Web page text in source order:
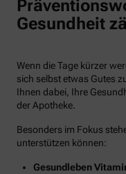
Gesundheit
Wenn die Tage kürzer
sich selbst etwas Gutes
Ihnen dabei, Ihre
der Apotheke.
Besonders im Fokus
unterstützen können:
Gesundleben